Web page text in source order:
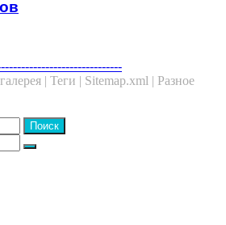
| Теги | Sitemap.xml | Разное
Search